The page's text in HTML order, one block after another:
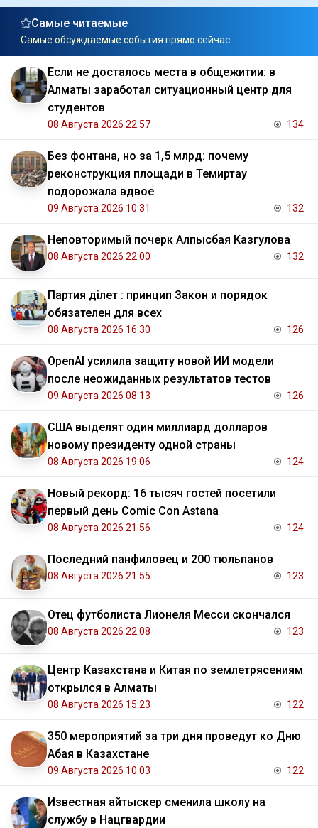
Самые читаемые
Самые обсуждаемые события прямо сейчас
Если не досталось места в общежитии: в
Алматы заработал ситуационный центр для
студентов
08 Августа 2026 22:57 134
Без фонтана, но за 1,5 млрд: почему
реконструкция площади в Темиртау
подорожала вдвое
09 Августа 2026 10:31 132
Неповторимый почерк Алпысбая Казгулова
08 Августа 2026 22:00 132
Партия Әділет : принцип Закон и порядок
обязателен для всех
08 Августа 2026 16:30 126
OpenAI усилила защиту новой ИИ модели
после неожиданных результатов тестов
09 Августа 2026 08:13 126
США выделят один миллиард долларов
новому президенту одной страны
08 Августа 2026 19:06 124
Новый рекорд: 16 тысяч гостей посетили
первый день Comic Con Astana
08 Августа 2026 21:56 124
Последний панфиловец и 200 тюльпанов
08 Августа 2026 21:55 123
Отец футболиста Лионеля Месси скончался
08 Августа 2026 22:08 123
Центр Казахстана и Китая по землетрясениям
открылся в Алматы
08 Августа 2026 15:23 122
350 мероприятий за три дня проведут ко Дню
Абая в Казахстане
09 Августа 2026 10:03 122
Известная айтыскер сменила школу на
службу в Нацгвардии